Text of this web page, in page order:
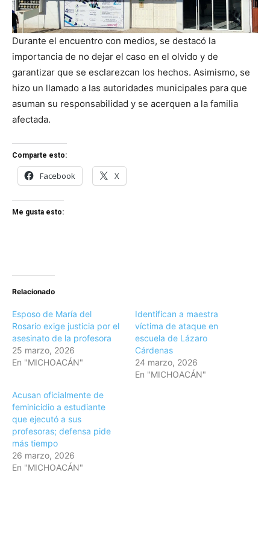
Durante el encuentro con medios, se destacó la
importancia de no dejar el caso en el olvido y de
garantizar que se esclarezcan los hechos. Asimismo, se
hizo un llamado a las autoridades municipales para que
asuman su responsabilidad y se acerquen a la familia
afectada.
Comparte esto:
Facebook X
Me gusta esto:
Relacionado
Esposo de María del
Rosario exige justicia por el
asesinato de la profesora
25 marzo, 2026
En "MICHOACÁN"
Identifican a maestra
víctima de ataque en
escuela de Lázaro
Cárdenas
24 marzo, 2026
En "MICHOACÁN"
Acusan oficialmente de
feminicidio a estudiante
que ejecutó a sus
profesoras; defensa pide
más tiempo
26 marzo, 2026
En "MICHOACÁN"